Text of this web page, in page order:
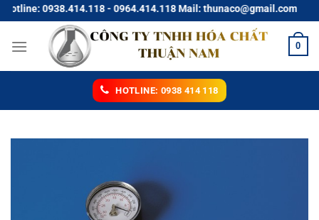
Chuyển
đến
nội
0938.414.118 - 0964.414.118 Mail: thunaco@gmail.com
0
HOTLINE: 0938 414 118